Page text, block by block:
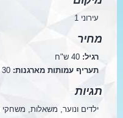
עירוני 1
מחיר
רגיל: 40 ש"ח
תעריף עמותות מארגנות: 30 ש"ח
תגיות
ילדים ונוער, משאלות,